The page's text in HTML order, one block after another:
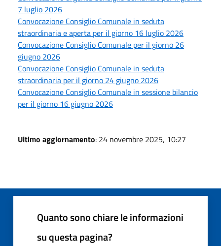
7 luglio 2026
Convocazione Consiglio Comunale in seduta
straordinaria e aperta per il giorno 16 luglio 2026
Convocazione Consiglio Comunale per il giorno 26
giugno 2026
Convocazione Consiglio Comunale in seduta
straordinaria per il giorno 24 giugno 2026
Convocazione Consiglio Comunale in sessione bilancio
per il giorno 16 giugno 2026
Ultimo aggiornamento: 24 novembre 2025, 10:27
Quanto sono chiare le informazioni
su questa pagina?